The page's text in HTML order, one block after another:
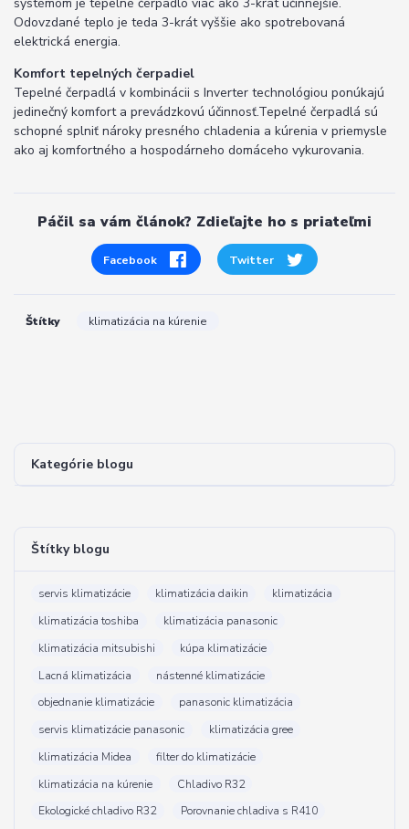
Kategórie blogu
Štítky blogu
servis klimatizácie klimatizácia daikin
klimatizácia
klimatizácia toshiba
klimatizácia panasonic
klimatizácia mitsubishi
kúpa klimatizácie
Lacná klimatizácia
nástenné klimatizácie
objednanie klimatizácie
panasonic klimatizácia
servis klimatizácie panasonic
klimatizácia gree
klimatizácia Midea
filter do klimatizácie
klimatizácia na kúrenie
Chladivo R32
Ekologické chladivo R32
Porovnanie chladiva s R410
Odovzdané teplo je teda 3-krát vyššie ako spotrebovaná
elektrická energia.
Komfort tepelných čerpadiel
Tepelné čerpadlá v kombinácii s Inverter technológiou ponúkajú
jedinečný komfort a prevádzkovú účinnosť.Tepelné čerpadlá sú
schopné splniť nároky presného chladenia a kúrenia v priemysle
ako aj komfortného a hospodárneho domáceho vykurovania.
Páčil sa vám článok? Zdieľajte ho s priateľmi
Facebook Twitter
Štítky klimatizácia na kúrenie